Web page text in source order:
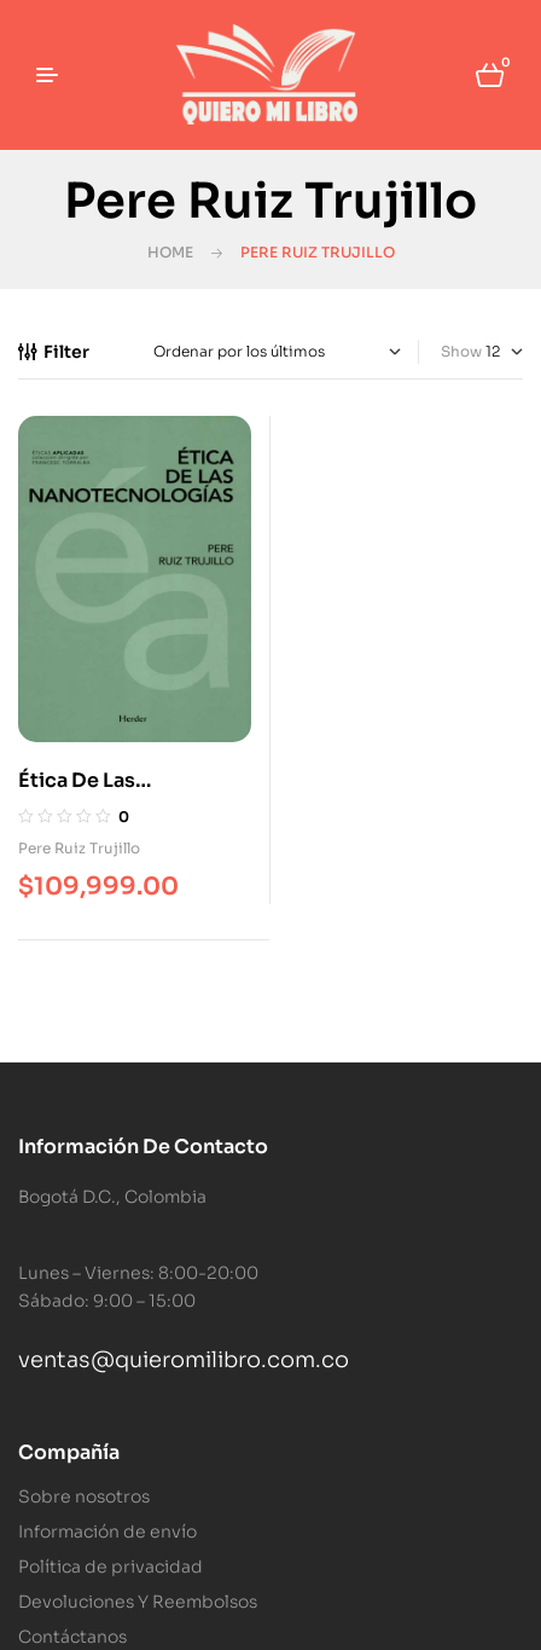
0
Pere Ruiz Trujillo
HOME PERE RUIZ TRUJILLO
Filter Show
Ética De Las
Nanotecnologías
0
Pere Ruiz Trujillo
$109,999.00
Información De Contacto
Bogotá D.C., Colombia
Lunes – Viernes: 8:00-20:00
Sábado: 9:00 – 15:00
ventas@quieromilibro.com.co
Compañía
Sobre nosotros
Información de envío
Política de privacidad
Devoluciones Y Reembolsos
Contáctanos